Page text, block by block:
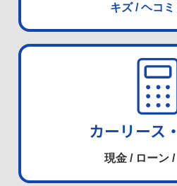
キズ / ヘコ
カーリース
現金 / ローン